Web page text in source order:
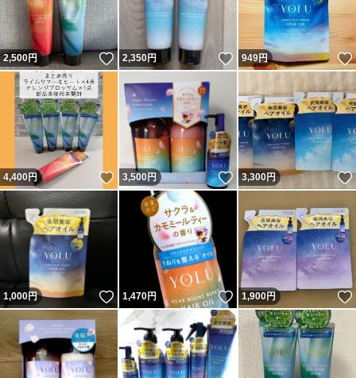
2,500円 いいね！
2,350円 いいね！
949円
4,400円 いいね！
3,500円 いいね！
3,300円
1,000円 いいね！
1,470円 いいね！
1,900円